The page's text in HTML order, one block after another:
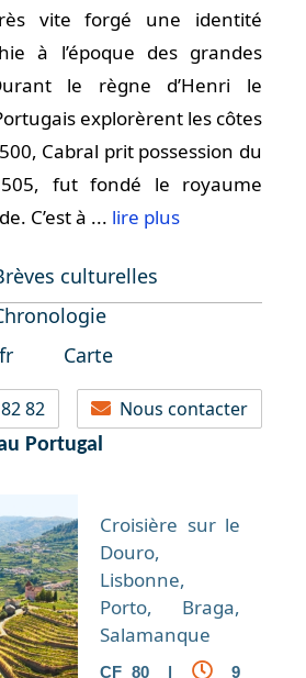
vite forgé une identité
à l’époque des grandes
le règne d’Henri le
explorèrent les côtes
Cabral prit possession du
fut fondé le royaume
C’est à ... lire plus
culturelles
Carte
82 Nous contacter
Portugal
Croisière sur le
Douro,
Lisbonne,
Porto, Braga,
Salamanque
CF 80 |
9